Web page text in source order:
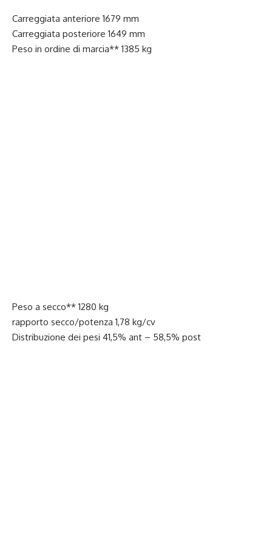
Carreggiata anteriore 1679 mm
Carreggiata posteriore 1649 mm
Peso in ordine di marcia** 1385 kg
Peso a secco** 1280 kg
rapporto secco/potenza 1,78 kg/cv
Distribuzione dei pesi 41,5% ant – 58,5% post